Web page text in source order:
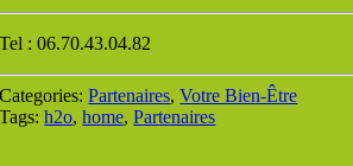
Tel : 06.70.43.04.82
Categories:Partenaires,Votre Bien-Être
Tags:h2o,home,Partenaires